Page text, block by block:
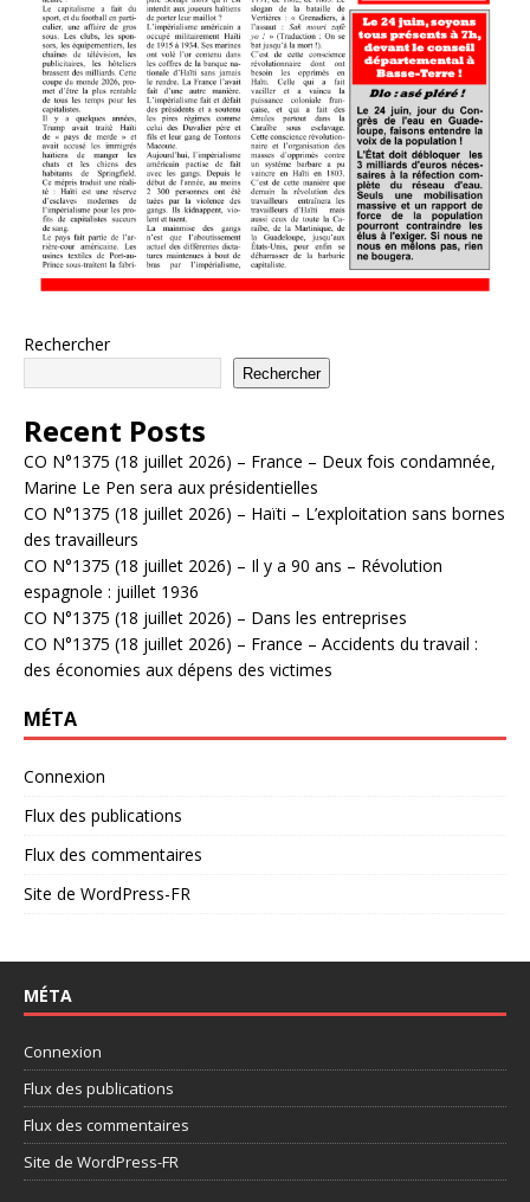
Rechercher
Rechercher
Recent Posts
CO N°1375 (18 juillet 2026) – France – Deux fois condamnée,
Marine Le Pen sera aux présidentielles
CO N°1375 (18 juillet 2026) – Haïti – L’exploitation sans bornes
des travailleurs
CO N°1375 (18 juillet 2026) – Il y a 90 ans – Révolution
espagnole : juillet 1936
CO N°1375 (18 juillet 2026) – Dans les entreprises
CO N°1375 (18 juillet 2026) – France – Accidents du travail :
des économies aux dépens des victimes
MÉTA
Connexion
Flux des publications
Flux des commentaires
Site de WordPress-FR
MÉTA
Connexion
Flux des publications
Flux des commentaires
Site de WordPress-FR